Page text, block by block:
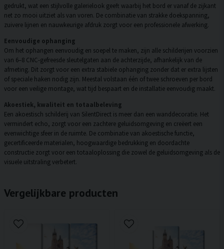
gedrukt, wat een stijlvolle galerielook geeft waarbij het bord er vanaf de zijkant
net zo mooi uitziet als van voren. De combinatie van strakke doekspanning,
zuivere lijnen en nauwkeurige afdruk zorgt voor een professionele afwerking.
Eenvoudige ophanging
Om het ophangen eenvoudig en soepel te maken, zijn alle schilderijen voorzien
van 6–8 CNC-gefreesde sleutelgaten aan de achterzijde, afhankelijk van de
afmeting. Dit zorgt voor een extra stabiele ophanging zonder dat er extra lijsten
of speciale haken nodig zijn. Meestal volstaan één of twee schroeven per bord
voor een veilige montage, wat tijd bespaart en de installatie eenvoudig maakt.
Akoestiek, kwaliteit en totaalbeleving
Een akoestisch schilderij van SilentDirect is meer dan een wanddecoratie. Het
vermindert echo, zorgt voor een zachtere geluidsomgeving en creëert een
evenwichtige sfeer in de ruimte. De combinatie van akoestische functie,
gecertificeerde materialen, hoogwaardige bedrukking en doordachte
constructie zorgt voor een totaaloplossing die zowel de geluidsomgeving als de
visuele uitstraling verbetert.
Vergelijkbare producten